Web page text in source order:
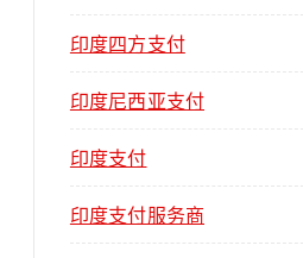
印度四方支付
印度尼西亚支付
印度支付
印度支付服务商